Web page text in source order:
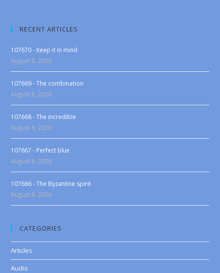
RECENT ARTICLES
107670 - Keep it in mind
August 8, 2026
107669 - The combination
August 8, 2026
107668 - The incredible
August 8, 2026
107667 - Perfect blue
August 8, 2026
107666 - The Byzantine spirit
August 8, 2026
CATEGORIES
Articles
Audio